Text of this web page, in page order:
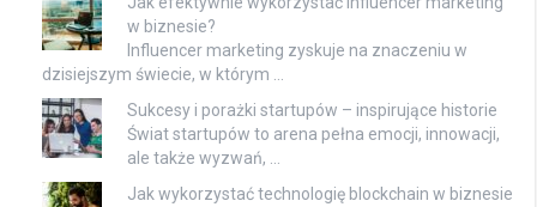
w biznesie?
Influencer marketing zyskuje na znaczeniu w
dzisiejszym świecie, w którym …
Sukcesy i porażki startupów – inspirujące historie
Świat startupów to arena pełna emocji, innowacji,
ale także wyzwań, …
Jak wykorzystać technologię blockchain w biznesie